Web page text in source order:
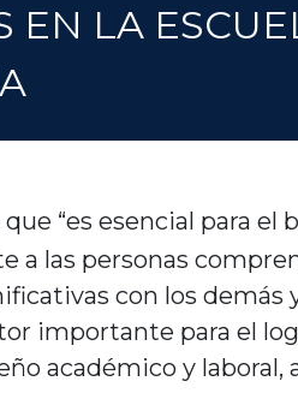
EN LA
“es esencial para el
a las personas
con los demás
importante para el
académico y laboral,